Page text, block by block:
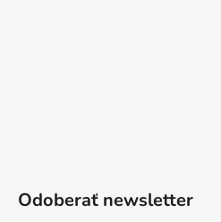
Odoberať newsletter